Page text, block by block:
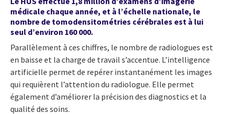
médicale chaque année, et à l’échelle nationale, le
nombre de tomodensitométries cérébrales est à lui
seul d’environ 160 000.
Parallèlement à ces chiffres, le nombre de radiologues est
en baisse et la charge de travail s’accentue. L’intelligence
artificielle permet de repérer instantanément les images
qui requièrent l’attention du radiologue. Elle permet
également d’améliorer la précision des diagnostics et la
qualité des soins.